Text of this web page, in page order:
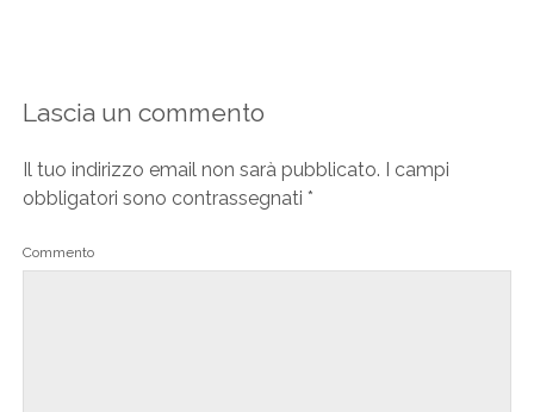
Lascia un commento
Il tuo indirizzo email non sarà pubblicato. I campi
obbligatori sono contrassegnati *
Commento